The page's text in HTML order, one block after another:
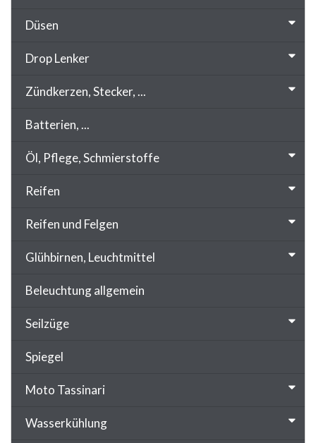
Düsen
Drop Lenker
Zündkerzen, Stecker, ...
Batterien, ...
Öl, Pflege, Schmierstoffe
Reifen
Reifen und Felgen
Glühbirnen, Leuchtmittel
Beleuchtung allgemein
Seilzüge
Spiegel
Moto Tassinari
Wasserkühlung